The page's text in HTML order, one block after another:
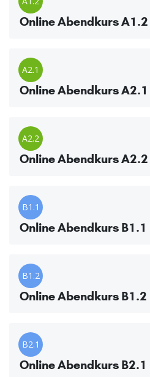
Online Abendkurs A1.2
A2.1
Online Abendkurs A2.1
A2.2
Online Abendkurs A2.2
B1.1
Online Abendkurs B1.1
B1.2
Online Abendkurs B1.2
B2.1
Online Abendkurs B2.1